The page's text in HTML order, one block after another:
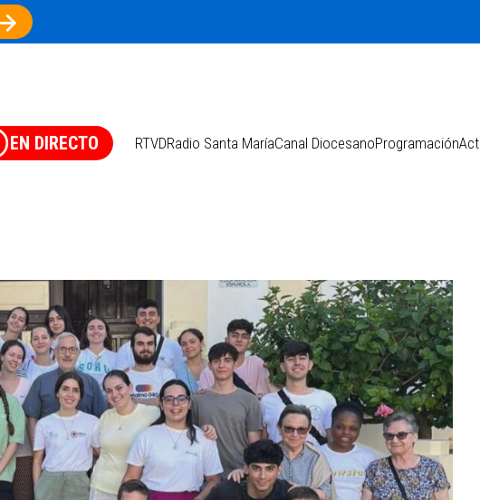
EN DIRECTO RTVDRadio Santa MaríaCanal DiocesanoProgramación